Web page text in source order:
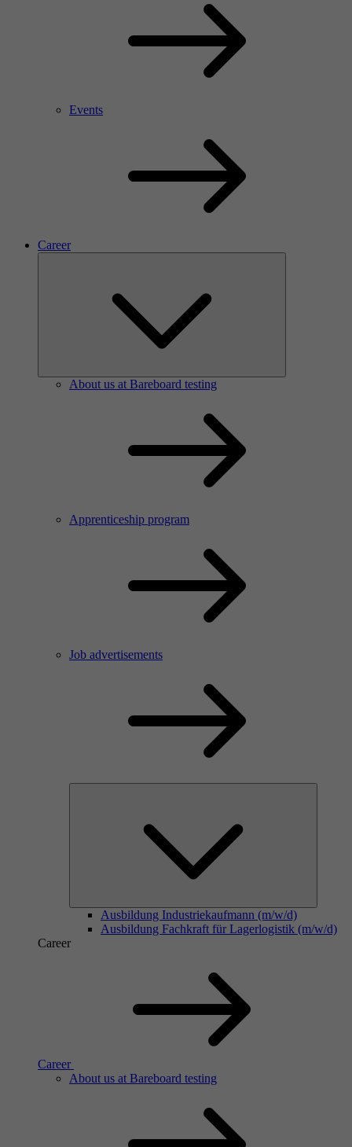
Events
Career
About us at Bareboard testing
Apprenticeship program
Job advertisements
Ausbildung Industriekaufmann (m/w/d)
Ausbildung Fachkraft für Lagerlogistik (m/w/d)
Career
Career
About us at Bareboard testing